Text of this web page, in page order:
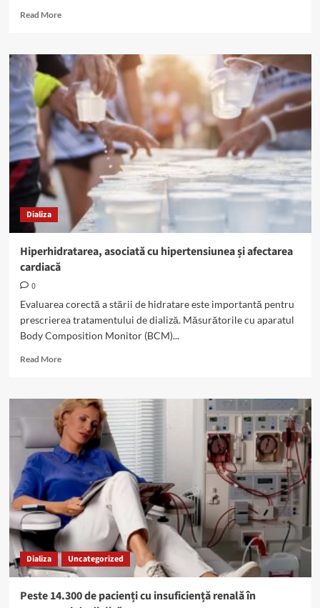
Read MoreRead
Analiză
globală:
necesarul
de
dializă
a
crescut
cu
40%
în
ultimii
30
ani
Dializa
Hiperhidratarea, asociată cu hipertensiunea și afectarea
cardiacă
0
Evaluarea corectă a stării de hidratare este importantă pentru
prescrierea tratamentului de dializă. Măsurătorile cu aparatul
Body Composition Monitor (BCM)...
Read MoreRead
Hiperhidratarea,
asociată
cu
hipertensiunea
și
afectarea
cardiacă
Dializa Uncategorized
Peste 14.300 de pacienți cu insuficiență renală în